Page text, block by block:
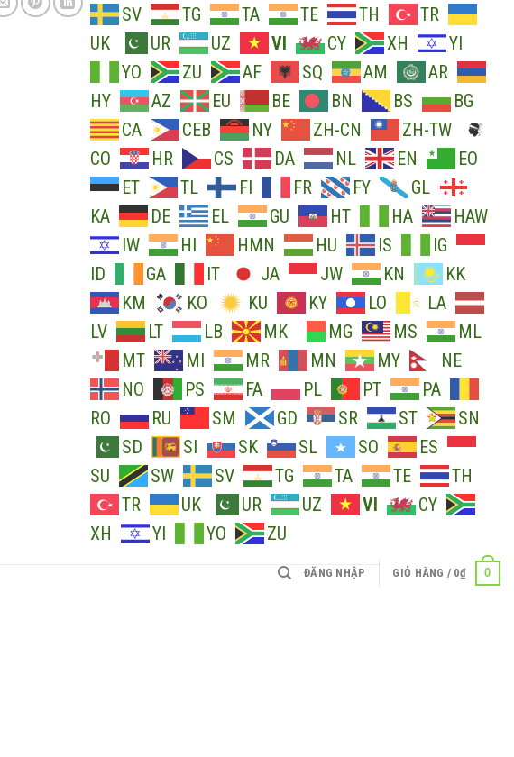
SV
TG TA TE TH
TR
UK
UR UZ VI CY XH
YI
YO
ZU AF SQ AM
AR
HY
AZ EU BE BN BS
BG
CA
CEB NY ZH-CN
ZH-TW
CO
HR CS DA NL EN
EO
ET
TL FI FR FY
GL
KA
DE EL GU HT HA
HAW
IW
HI HMN HU IS
IG
ID
GA IT JA JW KN
KK
KM
KO KU KY LO
LA
LV
LT LB MK MG MS
ML
MT
MI MR MN MY
NE
NO
PS FA PL PT
PA
RO
RU SM GD SR ST
SN
SD
SI SK SL SO
ES
SU
SW SV TG TA TE
TH
TR
UK UR UZ VI
CY
XH
YI YO ZU
ĐĂNG NHẬP GIỎ HÀNG / 0₫ 0